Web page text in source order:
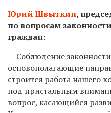
Юрий Швыткин,
по вопросам
граждан:
— Соблюдение
основополагающие
строится работа нашего
под пристальным
вопрос, касающийся